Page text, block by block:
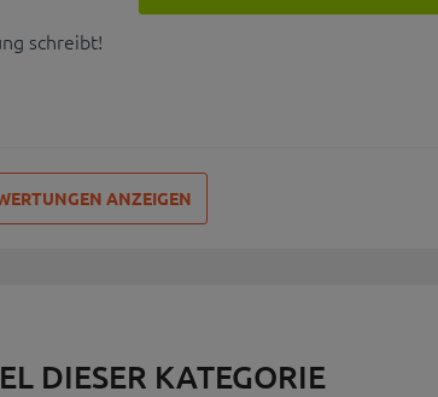
schreibt!
ANZEIGEN
DIESER KATEGORIE